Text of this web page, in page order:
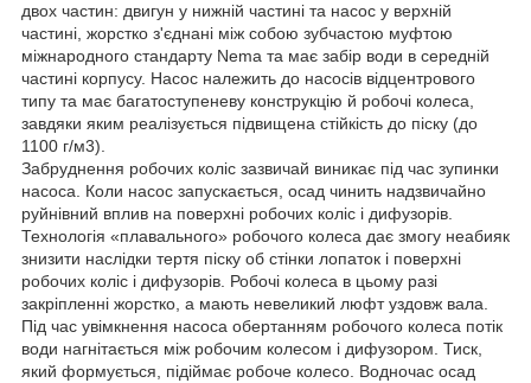
двох частин: двигун у нижній частині та насос у верхній
частині, жорстко з'єднані між собою зубчастою муфтою
міжнародного стандарту Nema та має забір води в середній
частині корпусу. Насос належить до насосів відцентрового
типу та має багатоступеневу конструкцію й робочі колеса,
завдяки яким реалізується підвищена стійкість до піску (до
1100 г/м3).
Забруднення робочих коліс зазвичай виникає під час зупинки
насоса. Коли насос запускається, осад чинить надзвичайно
руйнівний вплив на поверхні робочих коліс і дифузорів.
Технологія «плавального» робочого колеса дає змогу неабияк
знизити наслідки тертя піску об стінки лопаток і поверхні
робочих коліс і дифузорів. Робочі колеса в цьому разі
закріпленні жорстко, а мають невеликий люфт уздовж вала.
Під час увімкнення насоса обертанням робочого колеса потік
води нагнітається між робочим колесом і дифузором. Тиск,
який формується, підіймає робоче колесо. Водночас осад